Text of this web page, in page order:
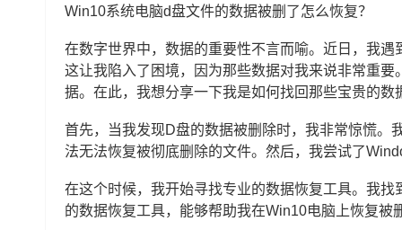
Win10系统电脑d盘文件的数据被删了怎么恢复？
在数字世界中，数据的重要性不言而喻。近日，我
这让我陷入了困境，因为那些数据对我来说非常重
据。在此，我想分享一下我是如何找回那些宝贵的数
首先，当我发现D盘的数据被删除时，我非常惊慌。
法无法恢复被彻底删除的文件。然后，我尝试了
在这个时候，我开始寻找专业的数据恢复工具。我
的数据恢复工具，能够帮助我在Win10电脑上恢复被